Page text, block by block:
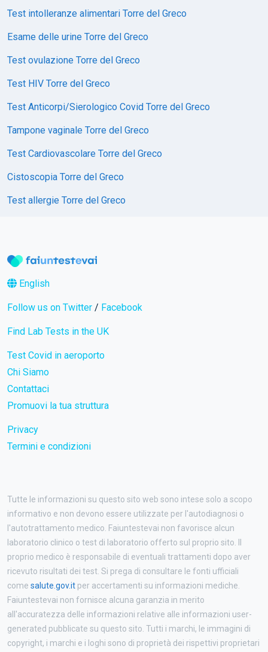
Test intolleranze alimentari Torre del Greco
Esame delle urine Torre del Greco
Test ovulazione Torre del Greco
Test HIV Torre del Greco
Test Anticorpi/Sierologico Covid Torre del Greco
Tampone vaginale Torre del Greco
Test Cardiovascolare Torre del Greco
Cistoscopia Torre del Greco
Test allergie Torre del Greco
English
Follow us on Twitter / Facebook
Find Lab Tests in the UK
Test Covid in aeroporto
Chi Siamo
Contattaci
Promuovi la tua struttura
Privacy
Termini e condizioni
Tutte le informazioni su questo sito web sono intese solo a scopo
informativo e non devono essere utilizzate per l'autodiagnosi o
l'autotrattamento medico. Faiuntestevai non favorisce alcun
laboratorio clinico o test di laboratorio offerto sul proprio sito. Il
proprio medico è responsabile di eventuali trattamenti dopo aver
ricevuto risultati dei test. Si prega di consultare le fonti ufficiali
come salute.gov.it per accertamenti su informazioni mediche.
Faiuntestevai non fornisce alcuna garanzia in merito
all'accuratezza delle informazioni relative alle informazioni user-
generated pubblicate su questo sito. Tutti i marchi, le immagini di
copyright, i marchi e i loghi sono di proprietà dei rispettivi proprietari